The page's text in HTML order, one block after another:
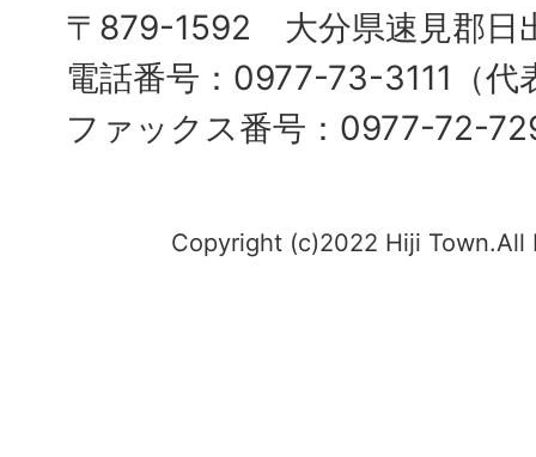
〒879-1592 大分県速見郡日
電話番号：0977-73-3111（代
ファックス番号：0977-72-
Copyright (c)2022 Hiji Town.All